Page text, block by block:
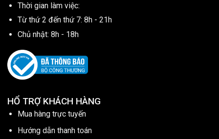
Thời gian làm việc:
Từ thứ 2 đến thứ 7: 8h - 21h
Chủ nhật: 8h - 18h
HỔ TRỢ KHÁCH HÀNG
Mua hàng trực tuyến
Hướng dẫn thanh toán